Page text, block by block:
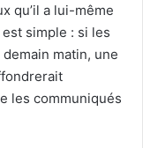
qu’il a lui-même
simple : si les
matin, une
les communiqués